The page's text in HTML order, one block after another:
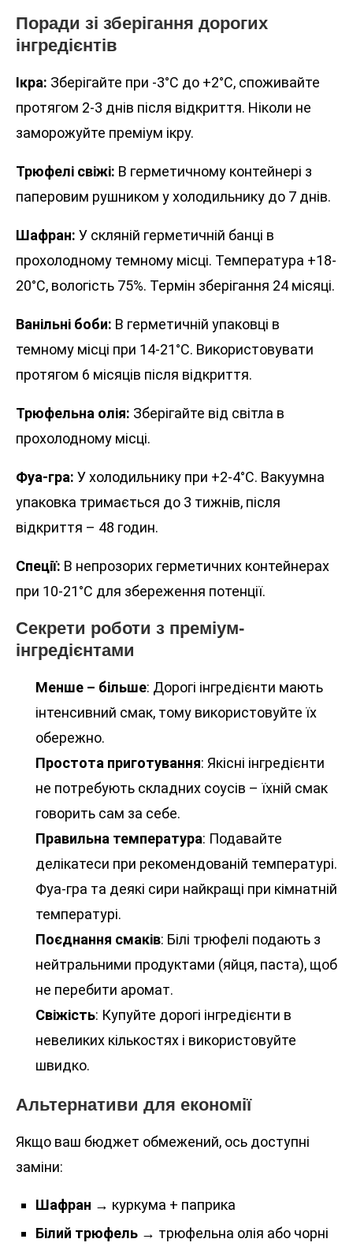
Поради зі зберігання дорогих
інгредієнтів
Ікра: Зберігайте при -3°C до +2°C, споживайте
протягом 2-3 днів після відкриття. Ніколи не
заморожуйте преміум ікру.
Трюфелі свіжі: В герметичному контейнері з
паперовим рушником у холодильнику до 7 днів.
Шафран: У скляній герметичній банці в
прохолодному темному місці. Температура +18-
20°C, вологість 75%. Термін зберігання 24 місяці.
Ванільні боби: В герметичній упаковці в
темному місці при 14-21°C. Використовувати
протягом 6 місяців після відкриття.
Трюфельна олія: Зберігайте від світла в
прохолодному місці.
Фуа-гра: У холодильнику при +2-4°C. Вакуумна
упаковка тримається до 3 тижнів, після
відкриття – 48 годин.
Спеції: В непрозорих герметичних контейнерах
при 10-21°C для збереження потенції.
Секрети роботи з преміум-
інгредієнтами
Менше – більше: Дорогі інгредієнти мають
інтенсивний смак, тому використовуйте їх
обережно.
Простота приготування: Якісні інгредієнти
не потребують складних соусів – їхній смак
говорить сам за себе.
Правильна температура: Подавайте
делікатеси при рекомендованій температурі.
Фуа-гра та деякі сири найкращі при кімнатній
температурі.
Поєднання смаків: Білі трюфелі подають з
нейтральними продуктами (яйця, паста), щоб
не перебити аромат.
Свіжість: Купуйте дорогі інгредієнти в
невеликих кількостях і використовуйте
швидко.
Альтернативи для економії
Якщо ваш бюджет обмежений, ось доступні
заміни:
Шафран → куркума + паприка
Білий трюфель → трюфельна олія або чорні